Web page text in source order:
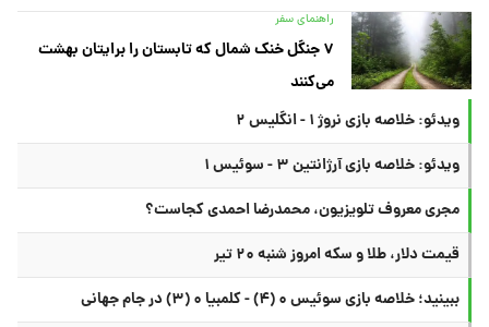
راهنمای سفر
۷ جنگل خنک شمال که تابستان را برایتان بهشت
می‌کنند
ویدئو: خلاصه بازی نروژ ۱ - انگلیس ۲
ویدئو: خلاصه بازی آرژانتین ۳ - سوئیس ۱
مجری معروف تلویزیون، محمدرضا احمدی کجاست؟
قیمت دلار، طلا و سکه امروز شنبه ۲۰ تیر
ببینید؛ خلاصه بازی سوئیس ۰ (۴) - کلمبیا ۰ (۳) در جام جهانی